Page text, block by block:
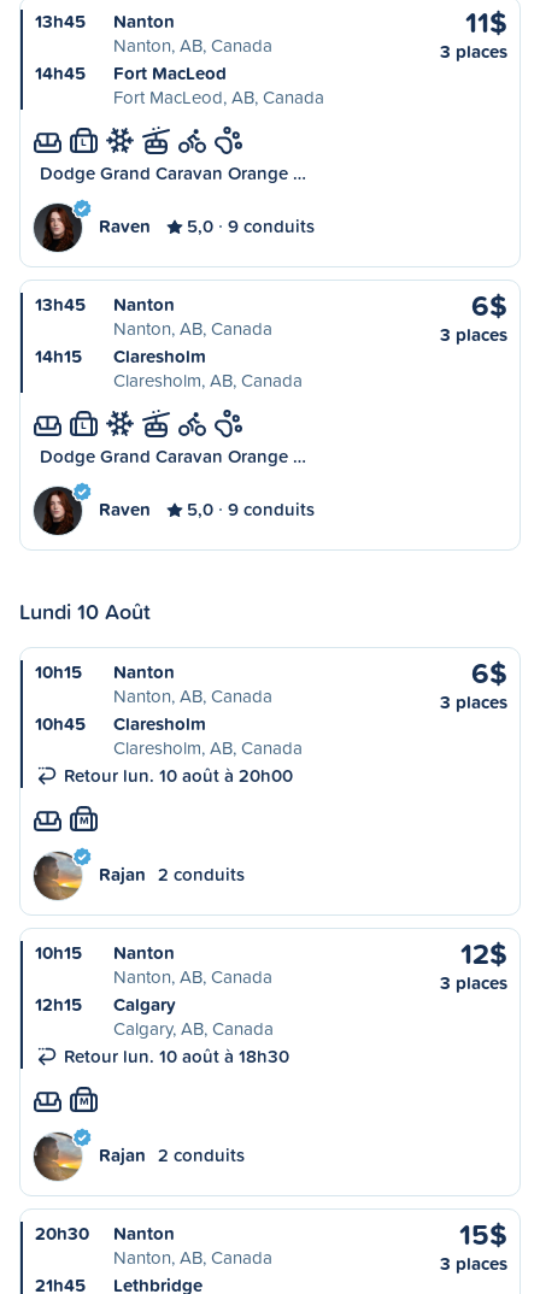
13h45
Nanton
Nanton, AB, Canada
14h45
Fort MacLeod
Fort MacLeod, AB, Canada
11$
3 places
L
Dodge Grand Caravan Orange …
Raven 5,0 9 conduits
13h45
Nanton
Nanton, AB, Canada
14h15
Claresholm
Claresholm, AB, Canada
6$
3 places
L
Dodge Grand Caravan Orange …
Raven 5,0 9 conduits
Lundi 10 Août
10h15
Nanton
Nanton, AB, Canada
10h45
Claresholm
Claresholm, AB, Canada
Retour lun. 10 août à 20h00
6$
3 places
M
Rajan 2 conduits
10h15
Nanton
Nanton, AB, Canada
12h15
Calgary
Calgary, AB, Canada
Retour lun. 10 août à 18h30
12$
3 places
M
Rajan 2 conduits
20h30
Nanton
Nanton, AB, Canada
21h45
Lethbridge
15$
3 places